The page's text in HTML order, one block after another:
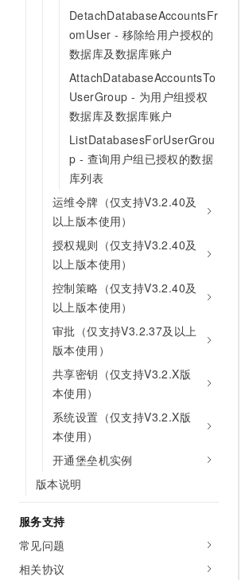
DetachDatabaseAccountsFr
omUser - 移除给用户授权的
数据库及数据库账户
AttachDatabaseAccountsTo
UserGroup - 为用户组授权
数据库及数据库账户
ListDatabasesForUserGrou
p - 查询用户组已授权的数据
库列表
运维令牌（仅支持V3.2.40及
以上版本使用）
授权规则（仅支持V3.2.40及
以上版本使用）
控制策略（仅支持V3.2.40及
以上版本使用）
审批（仅支持V3.2.37及以上
版本使用）
共享密钥（仅支持V3.2.X版
本使用）
系统设置（仅支持V3.2.X版
本使用）
开通堡垒机实例
版本说明
服务支持
常见问题
相关协议